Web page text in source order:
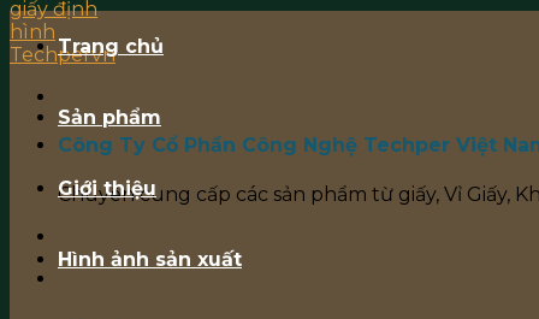
Công Ty Cổ Phần Công Nghệ Techper Việt
Chuyên cung cấp các sản phẩm từ giấy, Vỉ Giấy,
Trang chủ
Sản phẩm
Giới thiệu
Hình ảnh sản xuất